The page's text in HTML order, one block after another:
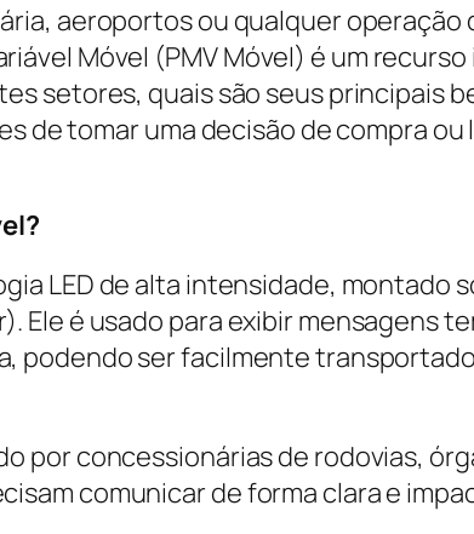
aeroportos ou qualquer
Móvel (PMV Móvel) é um
setores, quais são seus principais
de tomar uma decisão de compra ou
LED de alta intensidade, montado
Ele é usado para exibir mensagens
podendo ser facilmente
por concessionárias de rodovias,
comunicar de forma clara e